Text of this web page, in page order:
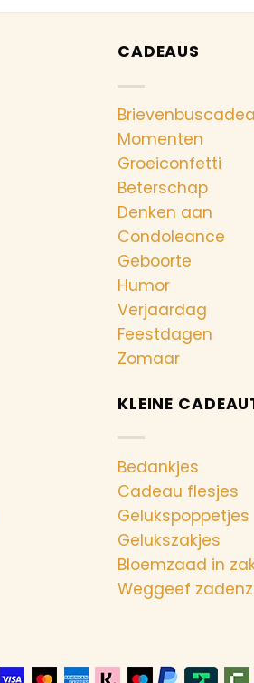
CADEAUS
Momenten
Groeiconfetti
Beterschap
Denken aan
Condoleance
Geboorte
Humor
Verjaardag
Feestdagen
Zomaar
KLEINE
Bedankjes
Cadeau flesjes
Gelukspoppetjes
Gelukszakjes
Bloemzaad in
Weggeef